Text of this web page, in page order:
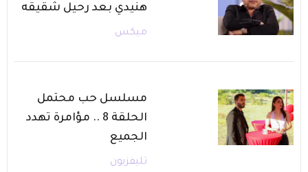
هنيدي بعد رحيل شقيقه
ميكس
مسلسل حب محتمل
الحلقة 8 .. مؤامرة تهدد
الجميع
تليفزيون